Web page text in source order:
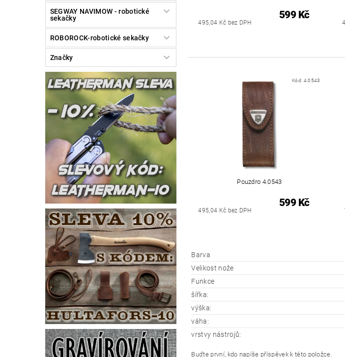
SEGWAY NAVIMOW - robotické
sekačky
ROBOROCK-robotické sekačky
Značky
495,04 Kč bez DPH
599 Kč
Kód: 4.0543
Pouzdro 4.0543
495,04 Kč bez DPH
599 Kč
Barva
Velikost nože
Funkce
šířka:
výška:
váha:
vrstvy nástrojů:
Buďte první, kdo napíše příspěvek k této položce.